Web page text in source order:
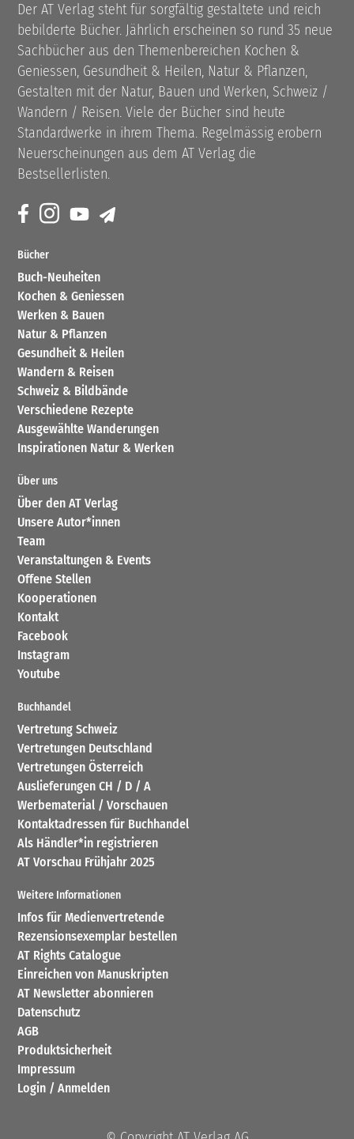
Der AT Verlag steht für sorgfältig gestaltete und reich
bebilderte Bücher. Jährlich erscheinen so rund 35 neue
Sachbücher aus den Themenbereichen Kochen &
Geniessen, Gesundheit & Heilen, Natur & Pflanzen,
Gestalten mit der Natur, Bauen und Werken, Schweiz /
Wandern / Reisen. Viele der Bücher sind heute
Standardwerke in ihrem Thema. Regelmässig erobern
Neuerscheinungen aus dem AT Verlag die
Bestsellerlisten.
Bücher
Buch-Neuheiten
Kochen & Geniessen
Werken & Bauen
Natur & Pflanzen
Gesundheit & Heilen
Wandern & Reisen
Schweiz & Bildbände
Verschiedene Rezepte
Ausgewählte Wanderungen
Inspirationen Natur & Werken
Über uns
Über den AT Verlag
Unsere Autor*innen
Team
Veranstaltungen & Events
Offene Stellen
Kooperationen
Kontakt
Facebook
Instagram
Youtube
Buchhandel
Vertretung Schweiz
Vertretungen Deutschland
Vertretungen Österreich
Auslieferungen CH / D / A
Werbematerial / Vorschauen
Kontaktadressen für Buchhandel
Als Händler*in registrieren
AT Vorschau Frühjahr 2025
Weitere Informationen
Infos für Medienvertretende
Rezensionsexemplar bestellen
AT Rights Catalogue
Einreichen von Manuskripten
AT Newsletter abonnieren
Datenschutz
AGB
Produktsicherheit
Impressum
Login / Anmelden